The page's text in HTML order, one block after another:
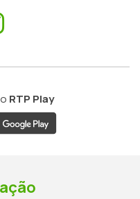
RTP Play